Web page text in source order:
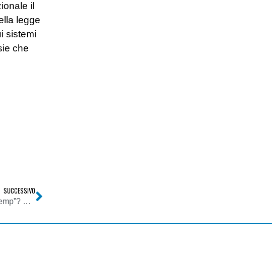
il
legge
sistemi
che
SUCCESSIVO
Cassazione: file pedopornografici nella cartella “Temp”? Scattano le manette